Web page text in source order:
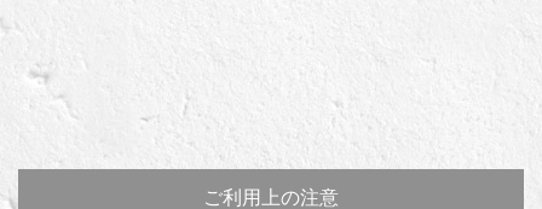
ご利用上の注意